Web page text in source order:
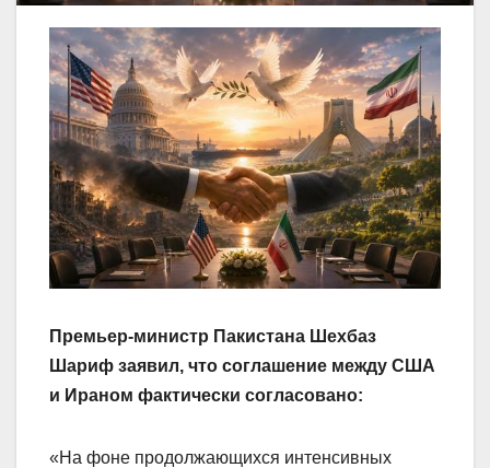
Премьер-министр Пакистана Шехбаз
Шариф заявил, что соглашение между США
и Ираном фактически согласовано:
«На фоне продолжающихся интенсивных